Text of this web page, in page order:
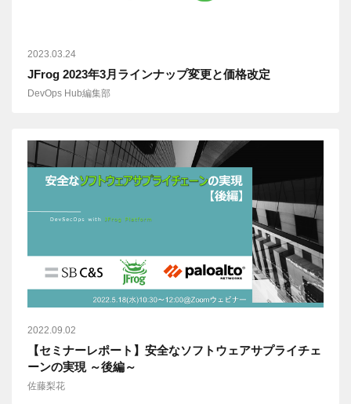
2023.03.24
JFrog 2023年3月ラインナップ変更と価格改定
DevOps Hub編集部
2022.09.02
【セミナーレポート】安全なソフトウェアサプライチェ
ーンの実現 ～後編～
佐藤梨花